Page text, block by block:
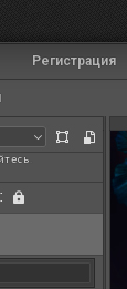
Регистрация